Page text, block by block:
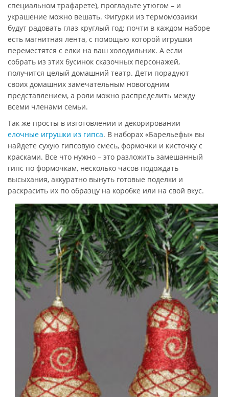
специальном трафарете), прогладьте утюгом – и
украшение можно вешать. Фигурки из термомозаики
будут радовать глаз круглый год: почти в каждом наборе
есть магнитная лента, с помощью которой игрушки
переместятся с елки на ваш холодильник. А если
собрать из этих бусинок сказочных персонажей,
получится целый домашний театр. Дети порадуют
своих домашних замечательным новогодним
представлением, а роли можно распределить между
всеми членами семьи.
Так же просты в изготовлении и декорировании
елочные игрушки из гипса. В наборах «Барельефы» вы
найдете сухую гипсовую смесь, формочки и кисточку с
красками. Все что нужно – это разложить замешанный
гипс по формочкам, несколько часов подождать
высыхания, аккуратно вынуть готовые поделки и
раскрасить их по образцу на коробке или на свой вкус.